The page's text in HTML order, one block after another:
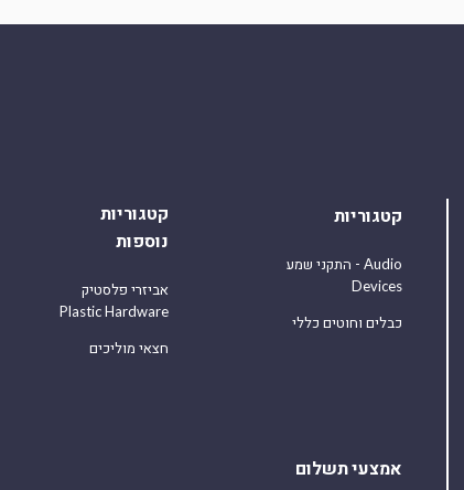
קטגוריות
התקני שמע - Audio
Devices
כבלים וחוטים כללי
קטגוריות
נוספות
אביזרי פלסטיק
Plastic Hardware
חצאי מוליכים
אמצעי תשלום